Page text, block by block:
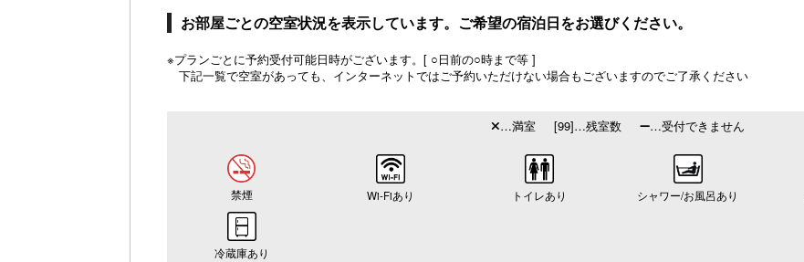
お部屋ごとの空室状況を表示しています。ご希望の宿泊日をお選びください。
※プランごとに予約受付可能日時がございます。[ ○日前の○時まで等 ]
下記一覧で空室があっても、インターネットではご予約いただけない場合もございますのでご了承ください
…満室 [99]…残室数 …受付できません
禁煙 Wi-Fiあり トイレあり シャワー/お風呂あり
冷蔵庫あり